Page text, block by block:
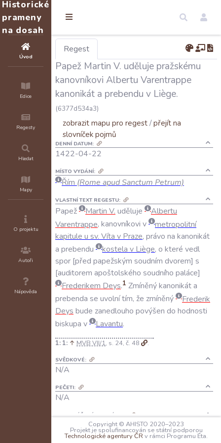
Historické
prameny
na dosah
Úvod
Edice
Regesty
Hledat
Mapy
O projektu
Autoři
Nápověda
Regest
Papež Martin V. uděluje pražskému
kanovníkovi Albertu Varentrappe
kanonikát a prebendu v Liège.
(6377d534a3)
zobrazit mapu pro regest/přejít na
slovníček pojmů
DENNÍ DATUM:
1422-04-22
MÍSTO VYDÁNÍ:
Řím (Rome apud Sanctum Petrum)
VLASTNÍ TEXT REGESTU:
Papež Martin V. uděluje
Albertu
Varentrappe, kanovníkovi v
metropolitní
kapitule u sv. Víta v Praze, právo na kanonikát
a prebendu kostela v Liège, o které vedl
spor před papežským soudním dvorem s
auditorem apoštolského soudního paláce
Frederikem Deys.1 Zmíněnýkanonikáta
prebenda se uvolnítím, že zmíněný
Frederik
Deys bude zanedlouho povýšen do hodnosti
biskupa v Lavantu.
1: ↑ MVB VII/1, s. 24, č. 48 .
SVĚDKOVÉ:
N/A
PEČETI:
N/A
KANCELÁŘSKÉ POZNÁMKY:
Copyright © AHISTO 2020–2023
Projekt je spolufinancován se státní podporou
Technologické agentury ČR v rámci Programu Éta.